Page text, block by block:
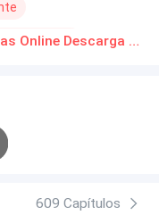
como su Luna,
que puede
su lobo tenga el
los únicos en la
Cuando
Alfas deben
Femenino La hija del guerrero derotado Novelas Online Descarga gratuita de PDF
609 Capítulos